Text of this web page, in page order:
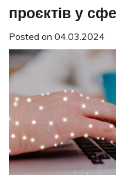
проєктів у
Posted on 04.03.2024